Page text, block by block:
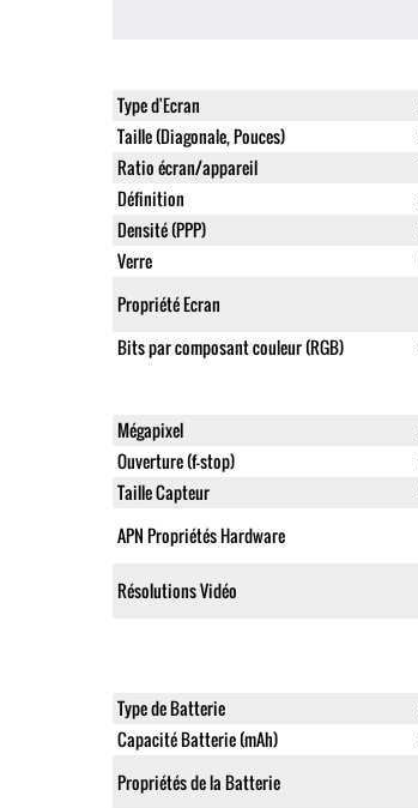
Type d'Ecran
Taille (Diagonale, Pouces)
Ratio écran/appareil
Définition
Densité (PPP)
Verre
Propriété Ecran
Bits par composant couleur (RGB)
Mégapixel
Ouverture (f-stop)
Taille Capteur
APN Propriétés Hardware
Résolutions Vidéo
Type de Batterie
Capacité Batterie (mAh)
Propriétés de la Batterie